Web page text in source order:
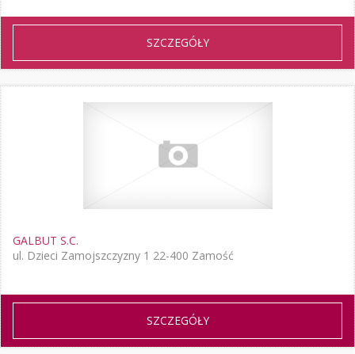
SZCZEGÓŁY
GALBUT S.C.
ul. Dzieci Zamojszczyzny 1 22-400 Zamość
SZCZEGÓŁY